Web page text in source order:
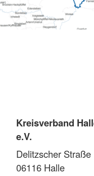
Kreisverband
e.V.
Delitzscher Straße
06116 Halle